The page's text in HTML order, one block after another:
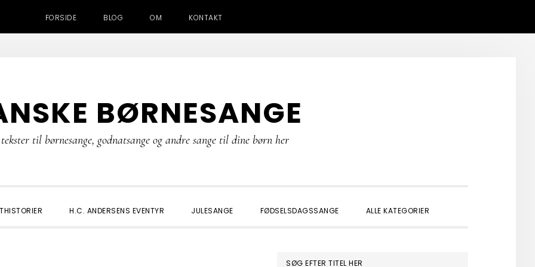
FORSIDE BLOG OM KONTAKT
BØRNESANGE
til børnesange, godnatsange og andre sange til dine børn her
H.C. ANDERSENS EVENTYR JULESANGE FØDSELSDAGSSANGE ALLE KATEGORIER
SØG EFTER TITEL HER